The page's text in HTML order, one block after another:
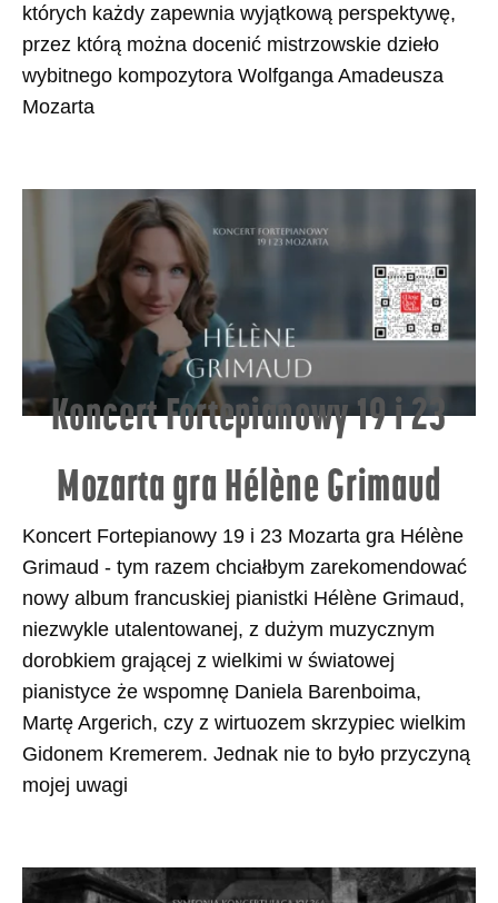
których każdy zapewnia wyjątkową perspektywę,
przez którą można docenić mistrzowskie dzieło
wybitnego kompozytora Wolfganga Amadeusza
Mozarta
Koncert Fortepianowy 19 i 23
Mozarta gra Hélène Grimaud
Koncert Fortepianowy 19 i 23 Mozarta gra Hélène
Grimaud - tym razem chciałbym zarekomendować
nowy album francuskiej pianistki Hélène Grimaud,
niezwykle utalentowanej, z dużym muzycznym
dorobkiem grającej z wielkimi w światowej
pianistyce że wspomnę Daniela Barenboima,
Martę Argerich, czy z wirtuozem skrzypiec wielkim
Gidonem Kremerem. Jednak nie to było przyczyną
mojej uwagi